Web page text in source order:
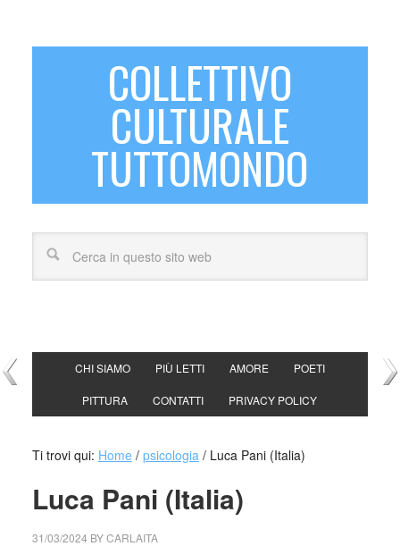
COLLETTIVO
CULTURALE
TUTTOMONDO
CHI SIAMO PIÙ LETTI AMORE POETI
PITTURA CONTATTI PRIVACY POLICY
Ti trovi qui: Home / psicologia /Luca Pani (Italia)
Luca Pani (Italia)
31/03/2024 BYCARLAITA